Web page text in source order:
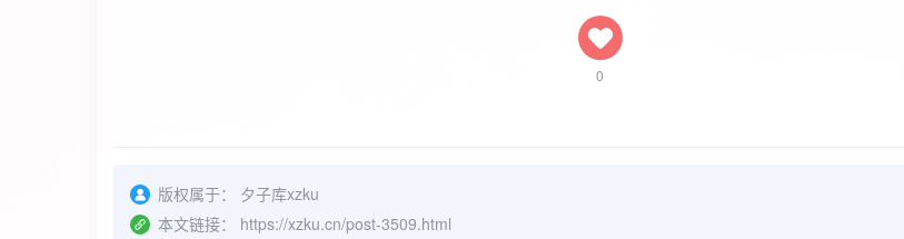
0
版权属于：
夕子库xzku
本文链接：
https://xzku.cn/post-3509.html